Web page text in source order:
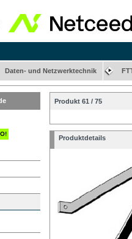
Daten- und Netzwerktechnik
Produkt 61 / 75
Produktdetails